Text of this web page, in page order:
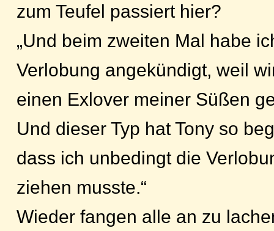
zum Teufel passiert hier?
„Und beim zweiten Mal habe
Verlobung angekündigt, weil
einen Exlover meiner Süßen
Und dieser Typ hat Tony so
dass ich unbedingt die
ziehen musste.“
Wieder fangen alle an zu